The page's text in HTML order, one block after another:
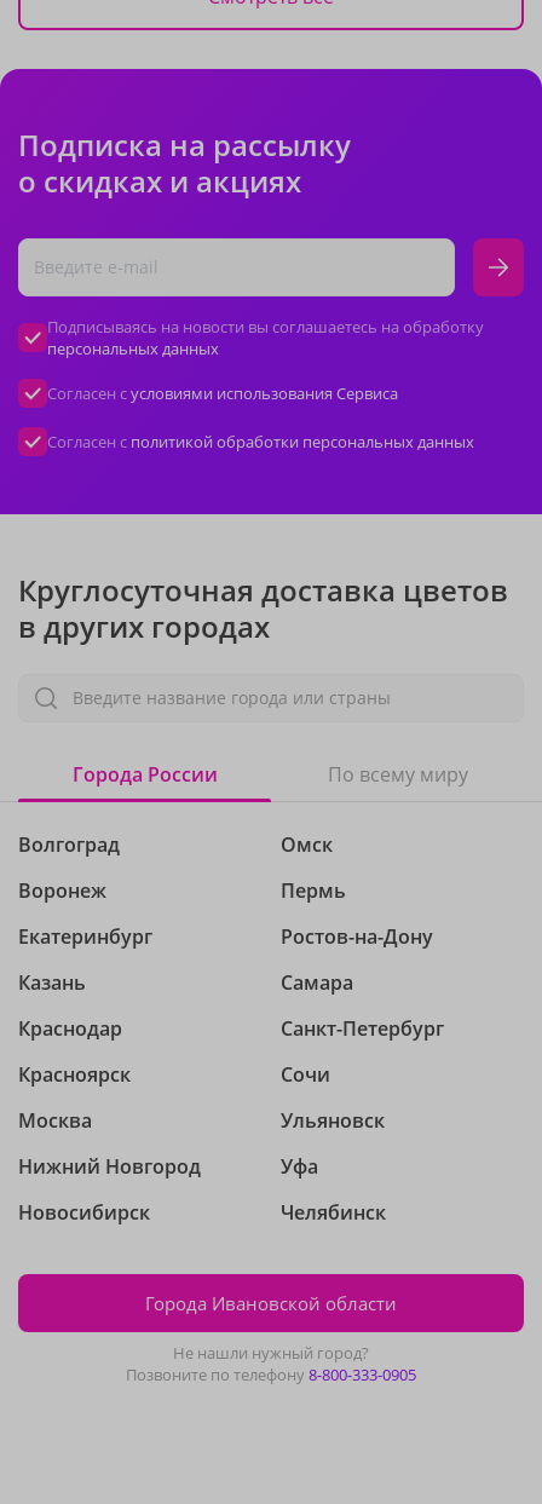
Подписка на рассылку
о скидках и акциях
Подписываясь на новости вы соглашаетесь на обработку
персональных данных
Согласен сусловиями использования Сервиса
Согласен с политикой обработки персональных данных
Круглосуточная доставка цветов
в других городах
Введите название города или страны
Города России По всему миру
Волгоград
Воронеж
Екатеринбург
Казань
Краснодар
Красноярск
Москва
Нижний Новгород
Новосибирск
Омск
Пермь
Ростов-на-Дону
Самара
Санкт-Петербург
Сочи
Ульяновск
Уфа
Челябинск
Города Ивановской области
Не нашли нужный город?
Позвоните по телефону8-800-333-0905